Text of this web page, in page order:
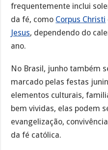
frequentemente inclui
da fé, como Corpus Christi
Jesus, dependendo do
ano.
No Brasil, junho também
marcado pelas festas
elementos culturais,
bem vividas, elas podem
evangelização,
da fé católica.